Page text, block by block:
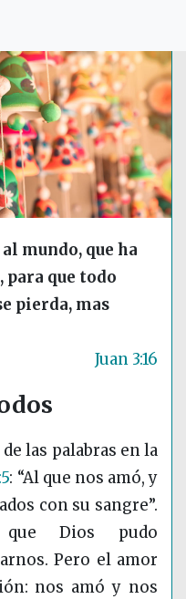
mundo, que ha
para que todo
pierda, mas
Juan 3:16
las palabras en la
: “Al que nos amó, y
con su sangre”.
que Dios pudo
Pero el amor
nos amó y nos